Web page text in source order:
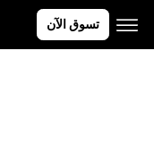
تسوق الآن